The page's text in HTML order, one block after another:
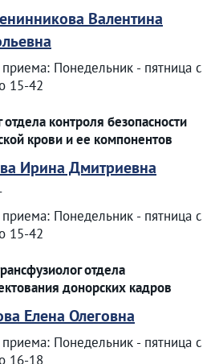
Валентина
Понедельник - пятница с
15-42
отдела контроля безопасности
крови и ее компонентов
Ирина Дмитриевна
Понедельник - пятница с
15-42
отдела
донорских кадров
Елена Олеговна
Понедельник - пятница с
16-18